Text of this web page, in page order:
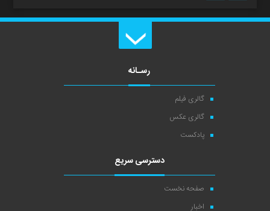
رسـانه
گالری فیلم
گالری عکس
پادکست
دسترسی سریع
صفحه نخست
اخبار